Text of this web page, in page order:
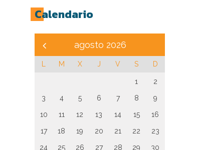
Calendario
agosto 2026
M X J V S D
1 2
3 4 5 6 7 8 9
10 11 12 13 14 15 16
17 18 19 20 21 22 23
24 25 26 27 28 29 30